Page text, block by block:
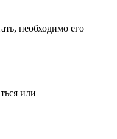
необходимо его
или